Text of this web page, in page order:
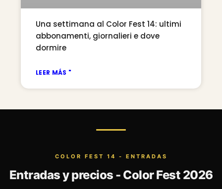
Una settimana al Color Fest 14: ultimi
abbonamenti, giornalieri e dove
dormire
LEER MÁS "
COLOR FEST 14 - ENTRADAS
Entradas y precios - Color Fest 2026